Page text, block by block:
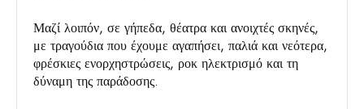
Μαζί λοιπόν, σε γήπεδα, θέατρα και ανοιχτές σκηνές,
με τραγούδια που έχουμε αγαπήσει, παλιά και νεότερα,
φρέσκιες ενορχηστρώσεις, ροκ ηλεκτρισμό και τη
δύναμη της παράδοσης.